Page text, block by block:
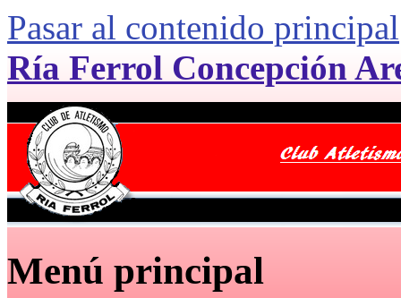
Pasar al contenido principal
Ría Ferrol Concepción
Menú principal